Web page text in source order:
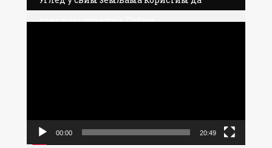
олакшам позиције Србије
00:00 20:49